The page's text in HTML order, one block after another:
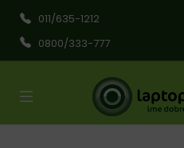
011/635-1212
0800/333-777